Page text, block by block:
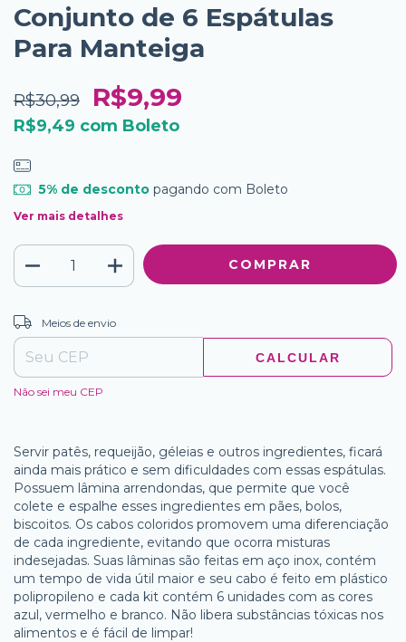
Conjunto de 6 Espátulas
Para Manteiga
R$30,99 R$9,99
R$9,49 com Boleto
5% de descontopagando com Boleto
Ver mais detalhes
Entregas para o CEP:
Meios de envio
CALCULAR
Não sei meu CEP
Servir patês, requeijão, géleias e outros ingredientes, ficará
ainda mais prático e sem dificuldades com essas espátulas.
Possuem lâmina arrendondas, que permite que você
colete e espalhe esses ingredientes em pães, bolos,
biscoitos. Os cabos coloridos promovem uma diferenciação
de cada ingrediente, evitando que ocorra misturas
indesejadas. Suas lâminas são feitas em aço inox, contém
um tempo de vida útil maior e seu cabo é feito em plástico
polipropileno e cada kit contém 6 unidades com as cores
azul, vermelho e branco. Não libera substâncias tóxicas nos
alimentos e é fácil de limpar!